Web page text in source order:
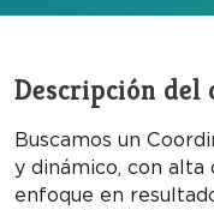
Descripción del
Buscamos un
y dinámico, con alta
enfoque en